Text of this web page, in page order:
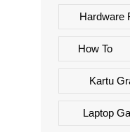
Hardware
How To
Kartu
Laptop